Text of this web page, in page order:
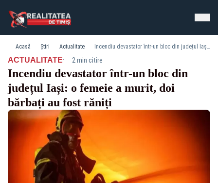
Acasă Știri Actualitate Incendiu devastator într-un bloc din județul Iași: o femeie a murit, doi bărbați au fost răniți
ACTUALITATE· 2 min citire
Incendiu devastator într-un bloc din
județul Iași: o femeie a murit, doi
bărbați au fost răniți